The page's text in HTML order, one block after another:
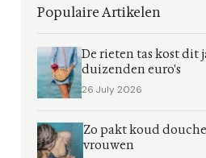
Populaire Artikelen
De rieten tas kost dit
duizenden euro's
26 July 2026
Zo pakt koud
vrouwen